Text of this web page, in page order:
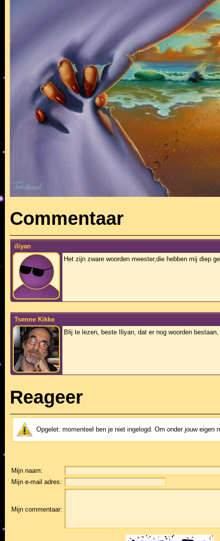
Commentaar
iliyan
Het zijn zware woorden meester,die hebben mij diep
Tsenne Kikke
Blij te lezen, beste Iliyan, dat er nog woorden
Reageer
Opgelet: momenteel ben je niet ingelogd. Om onder jouw
Mijn naam:
Mijn e-mail adres:
Mijn commentaar: